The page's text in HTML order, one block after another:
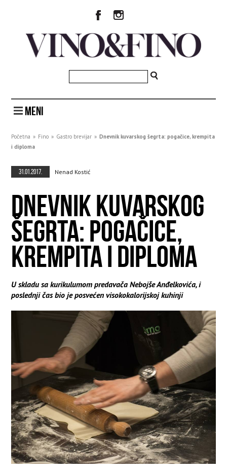
MENI
Početna » Fino » Gastro brevijar » Dnevnik kuvarskog šegrta: pogačice, krempita
i diploma
31.01.2017. Nenad Kostić
DNEVNIK KUVARSKOG
ŠEGRTA: POGAČICE,
KREMPITA I DIPLOMA
U skladu sa kurikulumom predavača Nebojše Anđelkovića, i
poslednji čas bio je posvećen visokokalorijskoj kuhinji